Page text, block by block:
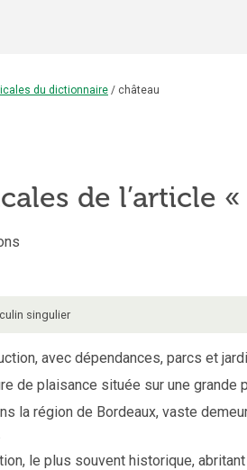
du dictionnaire / château
de l’article «
singulier
avec dépendances, parcs et
de plaisance située sur une grande
la région de Bordeaux, vaste
le plus souvent historique, abritant